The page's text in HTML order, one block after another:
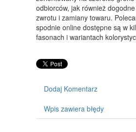
ART. DLA
OGRÓD,
MATERIAŁY
INNE SKLEPY
odbiorców, jak również
zwrotu i zamiany towaru.
spodnie online dostępne są w
fasonach i wariantach
Dodaj Komentarz
Wpis zawiera błędy